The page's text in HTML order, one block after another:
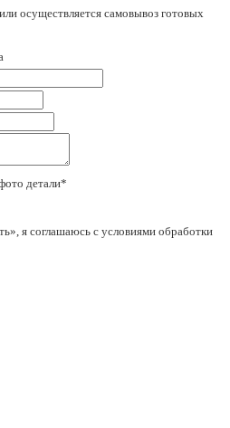
осуществляется самовывоз готовых
детали*
я соглашаюсь с условиями обработки